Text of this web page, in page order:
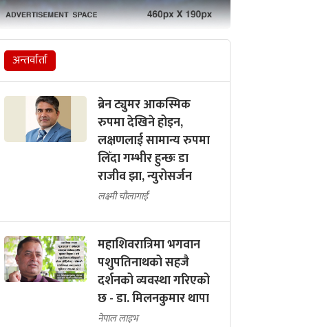
अन्तर्वार्ता
ब्रेन ट्युमर आकस्मिक
रुपमा देखिने होइन,
लक्षणलाई सामान्य रुपमा
लिँदा गम्भीर हुन्छः डा
राजीव झा, न्युरोसर्जन
लक्ष्मी चौलागाईं
महाशिवरात्रिमा भगवान
पशुपतिनाथको सहजै
दर्शनको व्यवस्था गरिएको
छ - डा. मिलनकुमार थापा
नेपाल लाइभ